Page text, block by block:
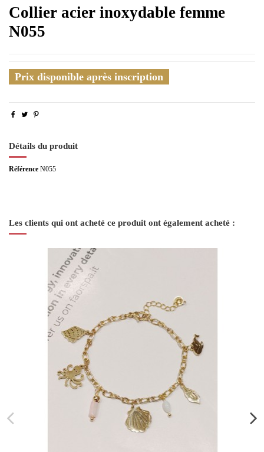
Collier acier inoxydable femme
N055
Prix disponible après inscription
Détails du produit
Référence N055
Les clients qui ont acheté ce produit ont également acheté :